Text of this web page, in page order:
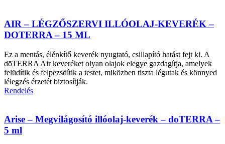
AIR – LÉGZŐSZERVI ILLÓOLAJ-KEVERÉK –
DOTERRA – 15 ML
Ez a mentás, élénkítő keverék nyugtató, csillapító hatást fejt ki. A
dōTERRA Air keveréket olyan olajok elegye gazdagítja, amelyek
felüdítik és felpezsdítik a testet, miközben tiszta légutak és könnyed
lélegzés érzetét biztosítják.
Rendelés
Arise – Megvilágosító illóolaj-keverék – doTERRA –
5 ml